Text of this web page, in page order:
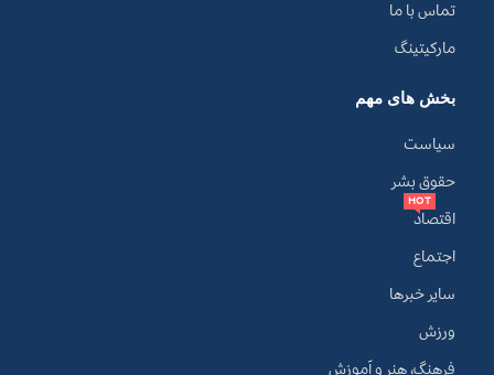
تماس با ما
مارکیتینگ
بخش های مهم
سیاست
حقوق بشر
اقتصاد
HOT
اجتماع
سایر خبرها
ورزش
فرهنگ، هنر و آموزش